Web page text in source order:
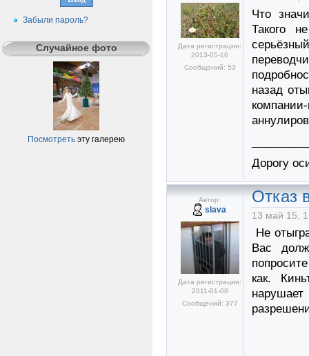
Дата регистрации:
2013-05-16
Сообщений: 53
Что
Такого
назад
Дорогу
Автор:
slava
Дата регистрации:
2011-01-08
Сообщений: 377
Отказ
13 май 15,
Не
Вас
как.
Забыли пароль?
Случайное фото
Посмотреть эту галерею